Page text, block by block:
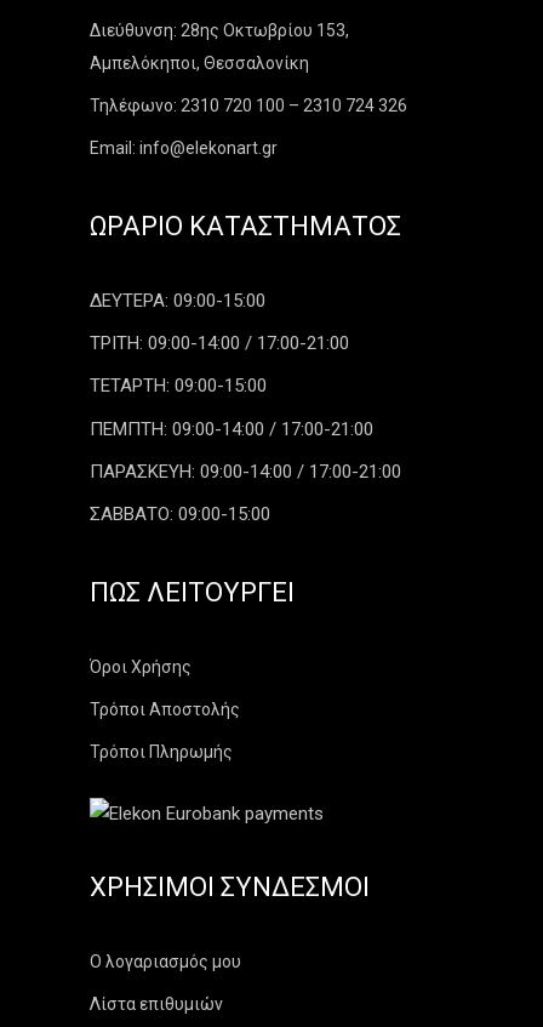
Διεύθυνση: 28ης Οκτωβρίου 153,
Αμπελόκηποι, Θεσσαλονίκη
Τηλέφωνο: 2310 720 100 – 2310 724 326
Email: info@elekonart.gr
ΩΡΆΡΙΟ ΚΑΤΑΣΤΉΜΑΤΟΣ
ΔΕΥΤΕΡΑ: 09:00-15:00
ΤΡΙΤΗ: 09:00-14:00 / 17:00-21:00
ΤΕΤΑΡΤΗ: 09:00-15:00
ΠΕΜΠΤΗ: 09:00-14:00 / 17:00-21:00
ΠΑΡΑΣΚΕΥΗ: 09:00-14:00 / 17:00-21:00
ΣΑΒΒΑΤΟ: 09:00-15:00
ΠΏΣ ΛΕΙΤΟΥΡΓΕΊ
Όροι Χρήσης
Τρόποι Αποστολής
Τρόποι Πληρωμής
ΧΡΉΣΙΜΟΙ ΣΎΝΔΕΣΜΟΙ
Ο λογαριασμός μου
Λίστα επιθυμιών